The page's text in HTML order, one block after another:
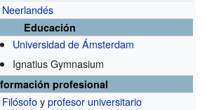
Neerlandés
Educación
Universidad de Ámsterdam
Ignatius Gymnasium
profesional
Filósofoyprofesor universitario